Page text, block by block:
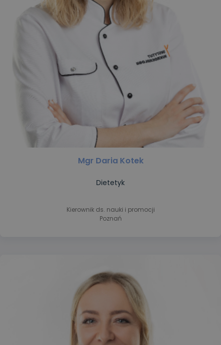
Mgr Daria Kotek
Dietetyk
Kierownik ds. nauki i promocji
Poznań